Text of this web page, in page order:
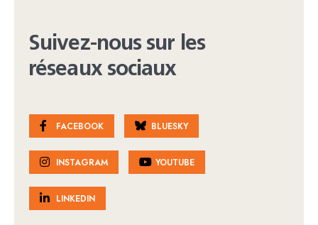
Suivez-nous sur les
réseaux sociaux
FACEBOOK BLUESKY
INSTAGRAM YOUTUBE
LINKEDIN